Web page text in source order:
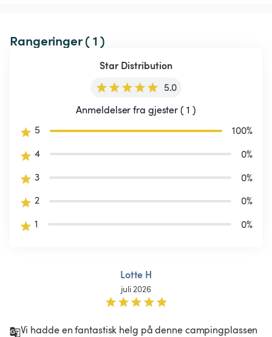
Rangeringer ( 1 )
Star Distribution
5.0
Anmeldelser fra gjester ( 1 )
5
100%
4
0%
3
0%
2
0%
1
0%
Lotte H
juli 2026
Vi hadde en fantastisk helg på denne campingplassen